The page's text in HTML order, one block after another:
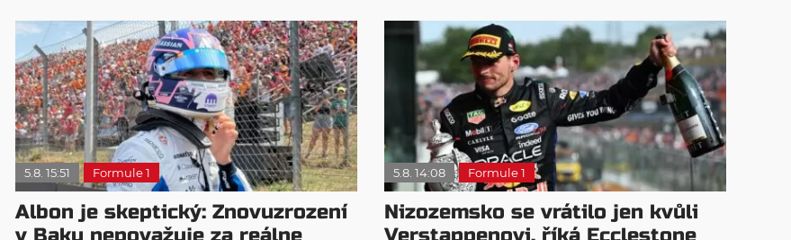
5.8. 15:51 Formule 1
Albon je skeptický: Znovuzrození
5.8. 14:08 Formule 1
Nizozemsko se vrátilo jen kvůli